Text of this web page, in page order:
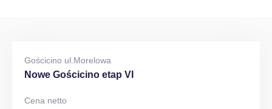
Gościcino ul.Morelowa
Nowe Gościcino etap VI
Cena netto